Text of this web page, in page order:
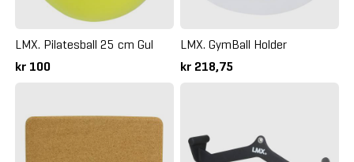
LMX. Pilatesball 25 cm Gul
kr 100
LMX. GymBall Holder
kr 218,75